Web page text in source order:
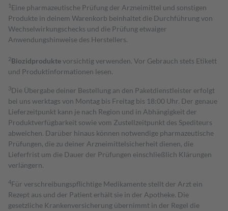
1 Eine pharmazeutische Prüfung der Arzneimittel und sonstigen
Produkte in deinem Warenkorb beinhaltet die Durchführung von
Wechselwirkungschecks und die Prüfung etwaiger
Anwendungshinweise des Herstellers.
2Biozidproduktevorsichtig verwenden. Vor Gebrauch stets Etikett
und Produktinformationen lesen.
3Die Übergabe deiner Bestellung an den Paketdienstleister erfolgt
bei uns werktags von Montag bis Freitag bis 18:00 Uhr. Der genaue
Lieferzeitpunkt kann je nach Region und in Abhängigkeit der
Produktverfügbarkeit sowie vom Zustellzeitpunkt des Spediteurs
abweichen. Darüber hinaus können notwendige pharmazeutische
Prüfungen, die zu deiner Arzneimittelsicherheit dienen, die
Lieferfrist um die Dauer der Prüfungen einschließlich Klärungen
verlängern.
4Für verschreibungspflichtige Medikamente stellt der Arzt ein
Rezept aus und der Patient erhält sie in der Apotheke. Die
gesetzliche Krankenversicherung übernimmt in der Regel die